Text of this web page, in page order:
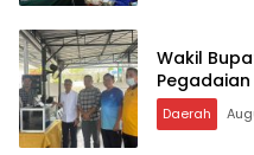
Wakil
Daerah